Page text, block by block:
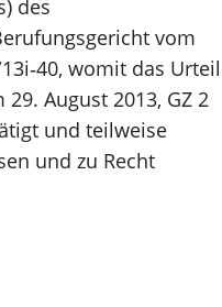
des
vom
womit das Urteil
August 2013, GZ 2
und teilweise
und zu Recht